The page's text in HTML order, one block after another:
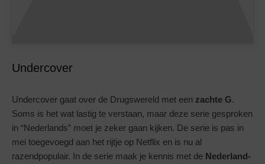
Undercover
Undercover gaat over de Drugswereld met een zachte G.
Soms is het wat lastig te verstaan, maar deze serie gesproken
in “Nederlands” moet je zeker gaan kijken. De serie is pas in
mei toegevoegd aan het rijtje op Netflix en is nu al
razendpopulair. In de serie maak je kennis met de Nederland-